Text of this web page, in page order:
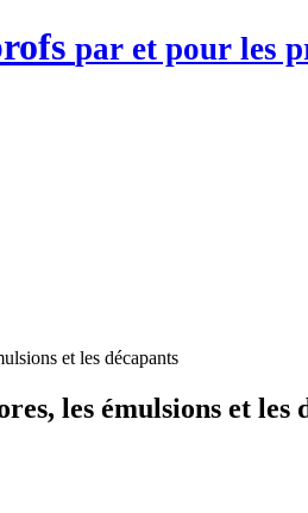
par et pour les
et les décapants
les émulsions et les